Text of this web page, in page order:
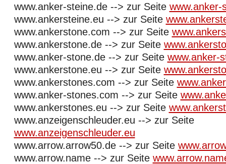
www.anker-steine.de --> zur Seite www.anker-
www.ankersteine.eu --> zur Seite
www.ankerstone.com --> zur Seite
www.ankerstone.de --> zur Seite
www.anker-stone.de --> zur Seite www.anker-
www.ankerstone.eu --> zur Seite
www.ankerstones.com --> zur Seite
www.anker-stones.com --> zur Seite
www.ankerstones.eu --> zur Seite
www.anzeigenschleuder.eu --> zur Seite
www.anzeigenschleuder.eu
www.arrow.arrow50.de --> zur Seite
www.arrow.name --> zur Seite